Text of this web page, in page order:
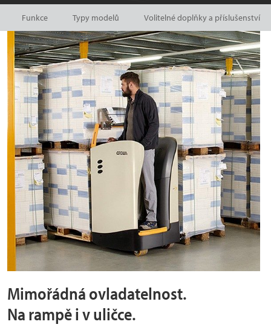
Funkce Typy modelů Volitelné doplňky a příslušenství
Mimořádná ovladatelnost.
Na rampě i v uličce.